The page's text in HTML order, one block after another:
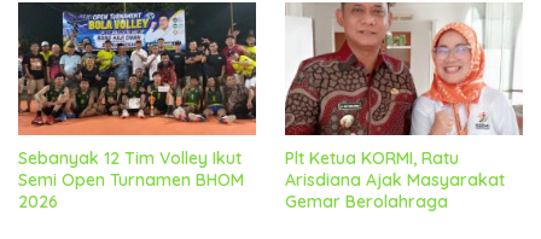
Sebanyak 12 Tim Volley Ikut
Semi Open Turnamen BHOM
2026
Plt Ketua KORMI, Ratu
Arisdiana Ajak Masyarakat
Gemar Berolahraga